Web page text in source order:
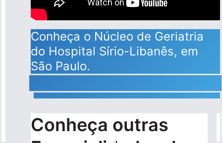
Conheça o Núcleo de Geriatria
do Hospital Sírio-Libanês, em
São Paulo.
Conheça outras